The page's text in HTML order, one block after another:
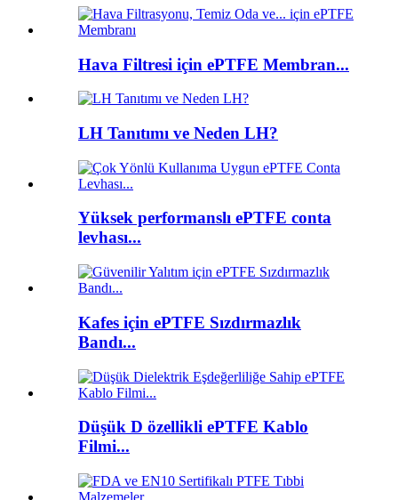
Hava Filtresi için ePTFE Membran...
LH Tanıtımı ve Neden LH?
Yüksek performanslı ePTFE conta
levhası...
Kafes için ePTFE Sızdırmazlık
Bandı...
Düşük D özellikli ePTFE Kablo
Filmi...